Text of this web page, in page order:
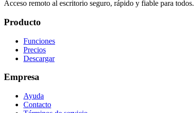
Acceso remoto al escritorio seguro, rápido y fiable para todos.
Producto
Funciones
Precios
Descargar
Empresa
Ayuda
Contacto